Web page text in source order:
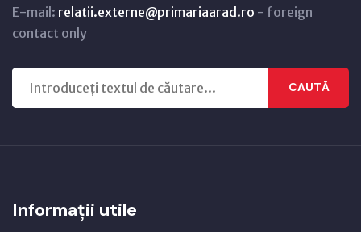
E-mail: relatii.externe@primariaarad.ro - foreign
contact only
CAUTĂ
Informații utile